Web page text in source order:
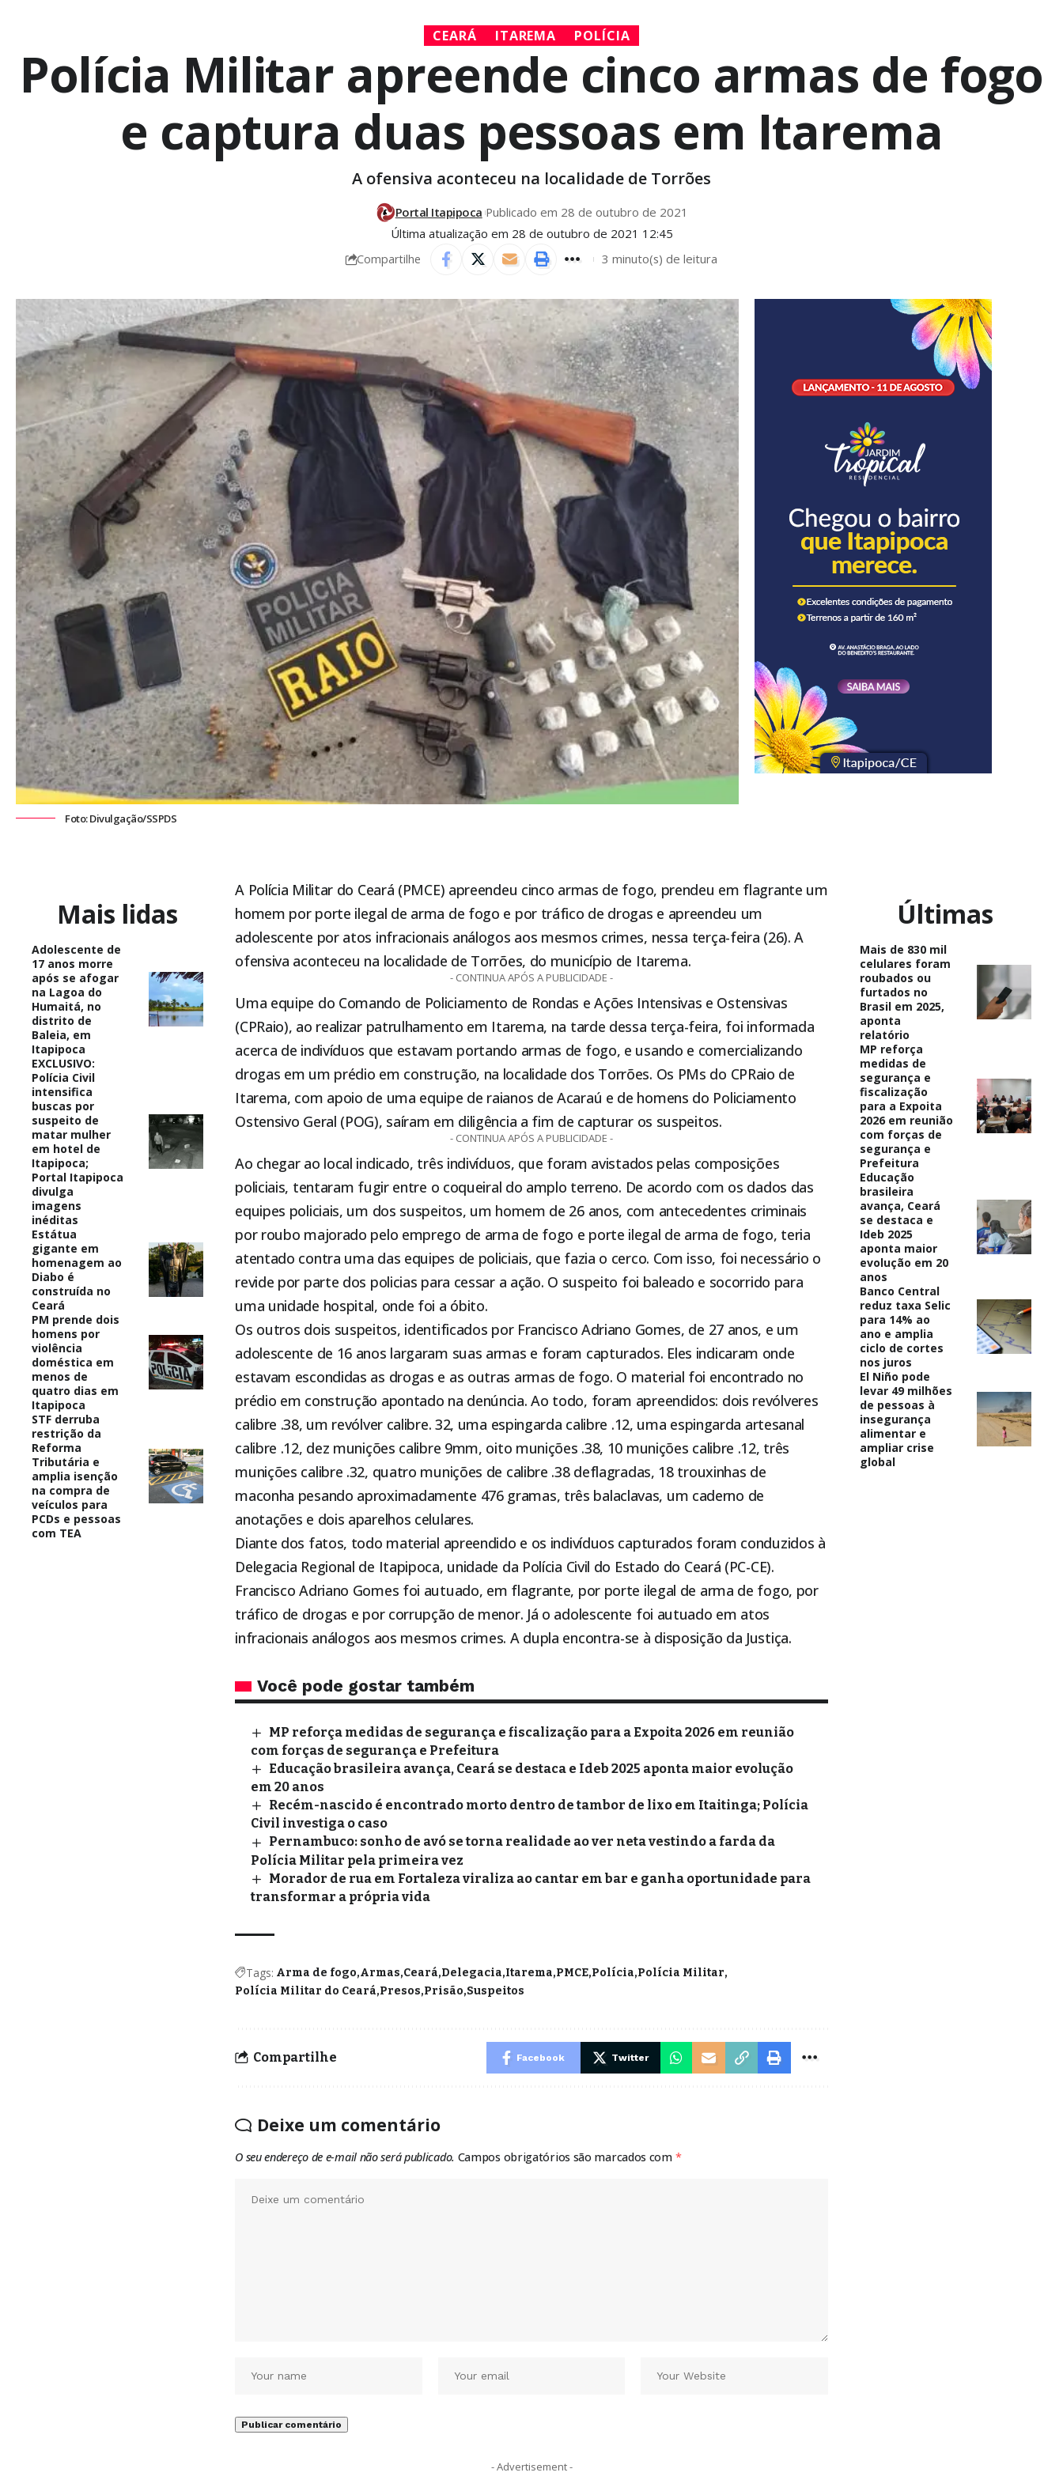
CEARÁ ITAREMA POLÍCIA
Polícia Militar apreende cinco armas de fogo
e captura duas pessoas em Itarema
A ofensiva aconteceu na localidade de Torrões
Última atualização em 28 de outubro de 2021 12:45
Portal Itapipoca Publicado em 28 de outubro de 2021
Compartilhe 3 minuto(s) de leitura
Foto: Divulgação/SSPDS
Mais lidas
Adolescente de
17 anos morre
após se afogar
na Lagoa do
Humaitá, no
distrito de
Baleia, em
Itapipoca
EXCLUSIVO:
Polícia Civil
intensifica
buscas por
suspeito de
matar mulher
em hotel de
Itapipoca;
Portal Itapipoca
divulga
imagens
inéditas
Estátua
gigante em
homenagem ao
Diabo é
construída no
Ceará
PM prende dois
homens por
violência
doméstica em
menos de
quatro dias em
Itapipoca
STF derruba
restrição da
Reforma
Tributária e
amplia isenção
na compra de
veículos para
PCDs e pessoas
com TEA
A Polícia Militar do Ceará (PMCE) apreendeu cinco armas de fogo, prendeu em flagrante um
homem por porte ilegal de arma de fogo e por tráfico de drogas e apreendeu um
adolescente por atos infracionais análogos aos mesmos crimes, nessa terça-feira (26). A
ofensiva aconteceu na localidade de Torrões, do município de Itarema.
- CONTINUA APÓS A PUBLICIDADE -
Uma equipe do Comando de Policiamento de Rondas e Ações Intensivas e Ostensivas
(CPRaio), ao realizar patrulhamento em Itarema, na tarde dessa terça-feira, foi informada
acerca de indivíduos que estavam portando armas de fogo, e usando e comercializando
drogas em um prédio em construção, na localidade dos Torrões. Os PMs do CPRaio de
Itarema, com apoio de uma equipe de raianos de Acaraú e de homens do Policiamento
Ostensivo Geral (POG), saíram em diligência a fim de capturar os suspeitos.
- CONTINUA APÓS A PUBLICIDADE -
Ao chegar ao local indicado, três indivíduos, que foram avistados pelas composições
policiais, tentaram fugir entre o coqueiral do amplo terreno. De acordo com os dados das
equipes policiais, um dos suspeitos, um homem de 26 anos, com antecedentes criminais
por roubo majorado pelo emprego de arma de fogo e porte ilegal de arma de fogo, teria
atentado contra uma das equipes de policiais, que fazia o cerco. Com isso, foi necessário o
revide por parte dos policias para cessar a ação. O suspeito foi baleado e socorrido para
uma unidade hospital, onde foi a óbito.
Os outros dois suspeitos, identificados por Francisco Adriano Gomes, de 27 anos, e um
adolescente de 16 anos largaram suas armas e foram capturados. Eles indicaram onde
estavam escondidas as drogas e as outras armas de fogo. O material foi encontrado no
prédio em construção apontado na denúncia. Ao todo, foram apreendidos: dois revólveres
calibre .38, um revólver calibre. 32, uma espingarda calibre .12, uma espingarda artesanal
calibre .12, dez munições calibre 9mm, oito munições .38, 10 munições calibre .12, três
munições calibre .32, quatro munições de calibre .38 deflagradas, 18 trouxinhas de
maconha pesando aproximadamente 476 gramas, três balaclavas, um caderno de
anotações e dois aparelhos celulares.
Diante dos fatos, todo material apreendido e os indivíduos capturados foram conduzidos à
Delegacia Regional de Itapipoca, unidade da Polícia Civil do Estado do Ceará (PC-CE).
Francisco Adriano Gomes foi autuado, em flagrante, por porte ilegal de arma de fogo, por
tráfico de drogas e por corrupção de menor. Já o adolescente foi autuado em atos
infracionais análogos aos mesmos crimes. A dupla encontra-se à disposição da Justiça.
Você pode gostar também
MP reforça medidas de segurança e fiscalização para a Expoita 2026 em reunião
com forças de segurança e Prefeitura
Educação brasileira avança, Ceará se destaca e Ideb 2025 aponta maior evolução
em 20 anos
Recém-nascido é encontrado morto dentro de tambor de lixo em Itaitinga; Polícia
Civil investiga o caso
Pernambuco: sonho de avó se torna realidade ao ver neta vestindo a farda da
Polícia Militar pela primeira vez
Morador de rua em Fortaleza viraliza ao cantar em bar e ganha oportunidade para
transformar a própria vida
Tags: Arma de fogo Armas Ceará Delegacia Itarema PMCE Polícia Polícia Militar
Polícia Militar do Ceará Presos Prisão Suspeitos
Compartilhe Facebook Twitter
Deixe um comentário
O seu endereço de e-mail não será publicado. Campos obrigatórios são marcados com *
- Advertisement -
Últimas
Mais de 830 mil
celulares foram
roubados ou
furtados no
Brasil em 2025,
aponta
relatório
MP reforça
medidas de
segurança e
fiscalização
para a Expoita
2026 em reunião
com forças de
segurança e
Prefeitura
Educação
brasileira
avança, Ceará
se destaca e
Ideb 2025
aponta maior
evolução em 20
anos
Banco Central
reduz taxa Selic
para 14% ao
ano e amplia
ciclo de cortes
nos juros
El Niño pode
levar 49 milhões
de pessoas à
insegurança
alimentar e
ampliar crise
global